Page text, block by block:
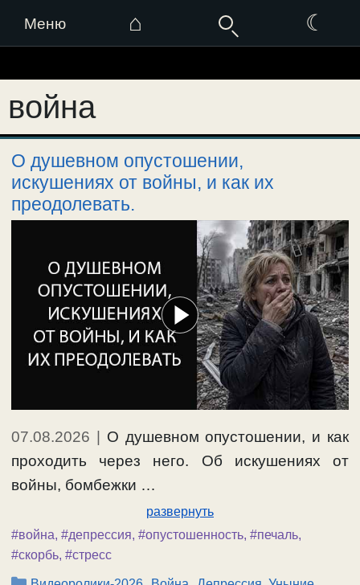
Меню ⌂ ☾
к
содержимому
война
О душевном опустошении,
искушениях от войны, и как их
преодолевать.
07.08.2026 | О душевном опустошении, и как
проходить через него. Об искушениях от
войны, бомбежки …
развернуть
#война, #депрессия, #опустошенность, #печаль,
#скорбь, #стресс